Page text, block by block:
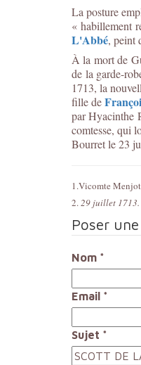
La posture
« habillement
L'Abbé, peint
À la mort de
de la garde-
1713, la
fille de
par Hyacinthe
comtesse, qui
Bourret le 23
1.Vicomte
2.29 juillet 1713.
Poser
Nom *
Email *
Sujet *